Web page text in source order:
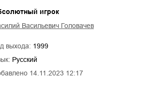
14.11.2023 12:17
игрок
Васильевич Головачев
выхода: 1999
Русский